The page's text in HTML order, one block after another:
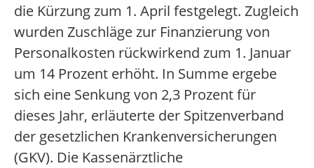
die Kürzung zum 1. April festgelegt. Zugleich
wurden Zuschläge zur Finanzierung von
Personalkosten rückwirkend zum 1. Januar
um 14 Prozent erhöht. In Summe ergebe
sich eine Senkung von 2,3 Prozent für
dieses Jahr, erläuterte der Spitzenverband
der gesetzlichen Krankenversicherungen
(GKV). Die Kassenärztliche